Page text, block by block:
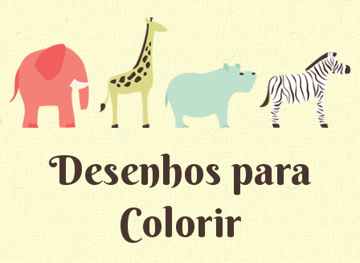
Desenhos para
Colorir